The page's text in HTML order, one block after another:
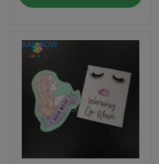
Bao bì nhựa
Bao bì túi snack
Bao bì túi